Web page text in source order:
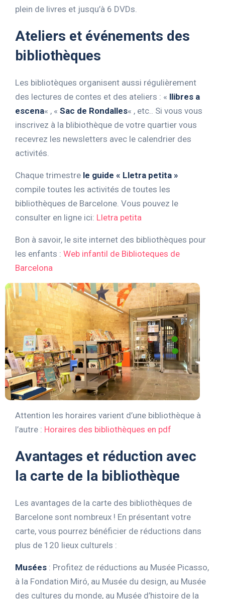
plein de livres et jusqu’à 6 DVDs.
Ateliers et événements des
bibliothèques
Les bibliotèques organisent aussi régulièrement
des lectures de contes et des ateliers : « llibres a
escena« , « Sac de Rondalles« , etc.. Si vous vous
inscrivez à la blibiothèque de votre quartier vous
recevrez les newsletters avec le calendrier des
activités.
Chaque trimestre le guide « Lletra petita »
compile toutes les activités de toutes les
bibliothèques de Barcelone. Vous pouvez le
consulter en ligne ici: Lletra petita
Bon à savoir, le site internet des bibliothèques pour
les enfants : Web infantil de Biblioteques de
Barcelona
Attention les horaires varient d’une bibliothèque à
l’autre : Horaires des bibliothèques en pdf
Avantages et réduction avec
la carte de la bibliothèque
Les avantages de la carte des bibliothèques de
Barcelone sont nombreux ! En présentant votre
carte, vous pourrez bénéficier de réductions dans
plus de 120 lieux culturels :
Musées : Profitez de réductions au Musée Picasso,
à la Fondation Miró, au Musée du design, au Musée
des cultures du monde, au Musée d’histoire de la